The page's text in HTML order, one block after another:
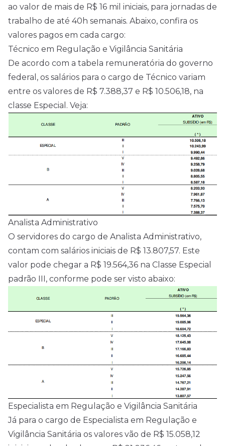
ao valor de mais de R$ 16 mil iniciais, para jornadas de
trabalho de até 40h semanais. Abaixo, confira os
valores pagos em cada cargo:
Técnico em Regulação e Vigilância Sanitária
De acordo com a tabela remuneratória do governo
federal, os salários para o cargo de Técnico variam
entre os valores de R$ 7.388,37 e R$ 10.506,18, na
classe Especial. Veja:
Analista Administrativo
O servidores do cargo de Analista Administrativo,
contam com salários iniciais de R$ 13.807,57. Este
valor pode chegar a R$ 19.564,36 na Classe Especial
padrão III, conforme pode ser visto abaixo:
Especialista em Regulação e Vigilância Sanitária
Já para o cargo de Especialista em Regulação e
Vigilância Sanitária os valores vão de R$ 15.058,12